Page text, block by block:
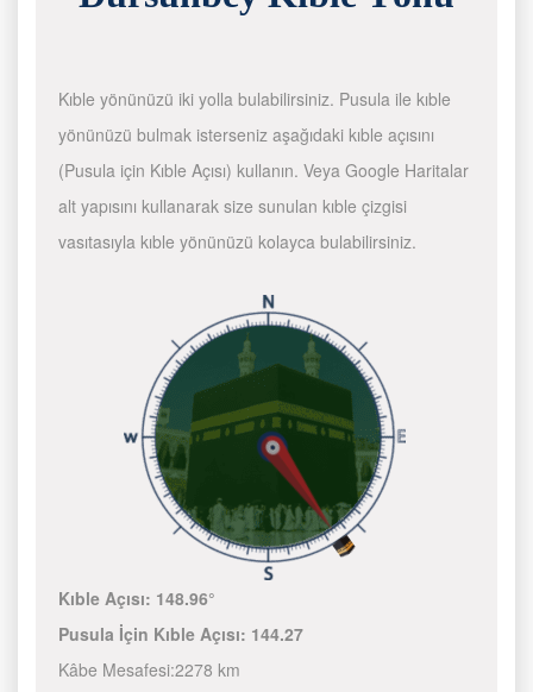
Kıble yönünüzü iki yolla bulabilirsiniz. Pusula ile kıble
yönünüzü bulmak isterseniz aşağıdaki kıble açısını
(Pusula için Kıble Açısı) kullanın. Veya Google Haritalar
alt yapısını kullanarak size sunulan kıble çizgisi
vasıtasıyla kıble yönünüzü kolayca bulabilirsiniz.
Kıble Açısı: 148.96°
Pusula İçin Kıble Açısı: 144.27
Kâbe Mesafesi:2278 km